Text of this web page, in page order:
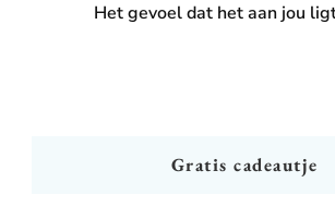
Het gevoel dat het aan jou
Gratis cadeautje